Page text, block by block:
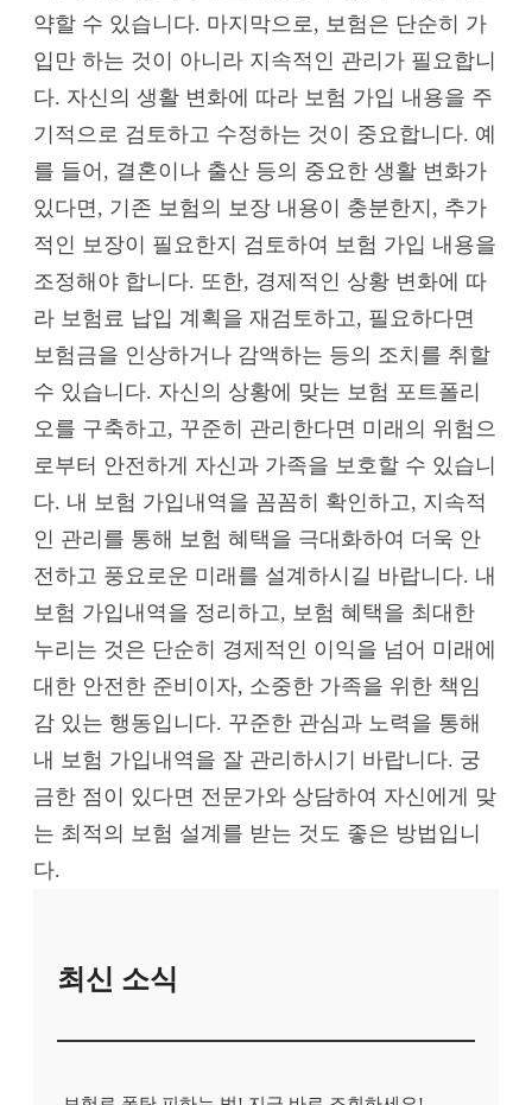
약할 수 있습니다. 마지막으로, 보험은 단순히 가
입만 하는 것이 아니라 지속적인 관리가 필요합니
다. 자신의 생활 변화에 따라 보험 가입 내용을 주
기적으로 검토하고 수정하는 것이 중요합니다. 예
를 들어, 결혼이나 출산 등의 중요한 생활 변화가
있다면, 기존 보험의 보장 내용이 충분한지, 추가
적인 보장이 필요한지 검토하여 보험 가입 내용을
조정해야 합니다. 또한, 경제적인 상황 변화에 따
라 보험료 납입 계획을 재검토하고, 필요하다면
보험금을 인상하거나 감액하는 등의 조치를 취할
수 있습니다. 자신의 상황에 맞는 보험 포트폴리
오를 구축하고, 꾸준히 관리한다면 미래의 위험으
로부터 안전하게 자신과 가족을 보호할 수 있습니
다. 내 보험 가입내역을 꼼꼼히 확인하고, 지속적
인 관리를 통해 보험 혜택을 극대화하여 더욱 안
전하고 풍요로운 미래를 설계하시길 바랍니다. 내
보험 가입내역을 정리하고, 보험 혜택을 최대한
누리는 것은 단순히 경제적인 이익을 넘어 미래에
대한 안전한 준비이자, 소중한 가족을 위한 책임
감 있는 행동입니다. 꾸준한 관심과 노력을 통해
내 보험 가입내역을 잘 관리하시기 바랍니다. 궁
금한 점이 있다면 전문가와 상담하여 자신에게 맞
는 최적의 보험 설계를 받는 것도 좋은 방법입니
다.
최신 소식